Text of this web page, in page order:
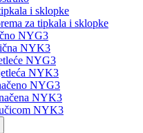
i sklopke
za tipkala i sklopke
NYG3
NYK3
NYG3
NYK3
NYG3
NYK3
NYK3